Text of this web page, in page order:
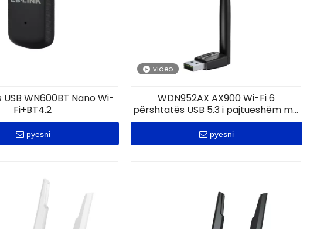
WN600BT Nano Wi-
Fi+BT4.2
pyesni
video
WDN952AX AX900 Wi-Fi 6
përshtatës USB 5.3 i pajtueshëm me
Bluetooth
pyesni